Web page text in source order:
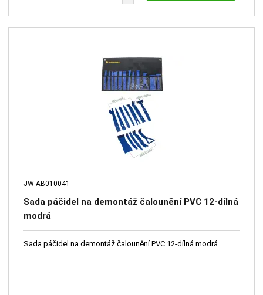
JW-AB010041
Sada páčidel na demontáž čalounění PVC 12-dílná
modrá
Sada páčidel na demontáž čalounění PVC 12-dílná modrá